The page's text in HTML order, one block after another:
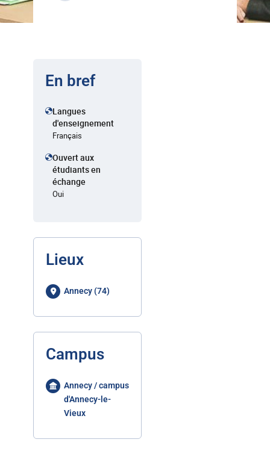
En bref
Langues
d'enseignement
Français
Ouvert aux
étudiants en
échange
Oui
Lieux
Annecy (74)
Campus
Annecy / campus
d'Annecy-le-
Vieux